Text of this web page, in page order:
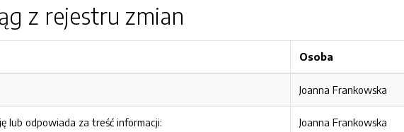
z rejestru zmian
Osoba
Joanna Frankowska
lub odpowiada za treść informacji: Joanna Frankowska